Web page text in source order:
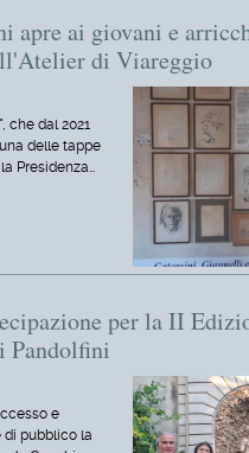
apre ai giovani e
di Viareggio
che dal 2021
delle tappe
Presidenza…
per la II
Pandolfini
e
pubblico la